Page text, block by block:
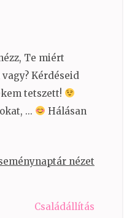
Te miért
Kérdéseid
tetszett!
...
Hálásan
nézet
Családállítás